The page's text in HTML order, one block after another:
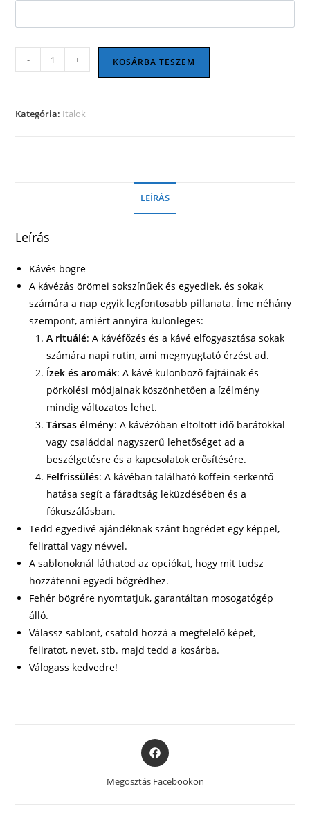
bögre
mennyiség
- + KOSÁRBA TESZEM
Kategória: Italok
LEÍRÁS
Leírás
Kávés bögre
A kávézás örömei sokszínűek és egyediek, és sokak
számára a nap egyik legfontosabb pillanata. Íme néhány
szempont, amiért annyira különleges:
A rituálé: A kávéfőzés és a kávé elfogyasztása sokak
számára napi rutin, ami megnyugtató érzést ad.
Ízek és aromák: A kávé különböző fajtáinak és
pörkölési módjainak köszönhetően a ízélmény
mindig változatos lehet.
Társas élmény: A kávézóban eltöltött idő barátokkal
vagy családdal nagyszerű lehetőséget ad a
beszélgetésre és a kapcsolatok erősítésére.
Felfrissülés: A kávéban található koffein serkentő
hatása segít a fáradtság leküzdésében és a
fókuszálásban.
Tedd egyedivé ajándéknak szánt bögrédet egy képpel,
felirattal vagy névvel.
A sablonoknál láthatod az opciókat, hogy mit tudsz
hozzátenni egyedi bögrédhez.
Fehér bögrére nyomtatjuk, garantáltan mosogatógép
álló.
Válassz sablont, csatold hozzá a megfelelő képet,
feliratot, nevet, stb. majd tedd a kosárba.
Válogass kedvedre!
Opens
in
a
new
Megosztás Facebookon